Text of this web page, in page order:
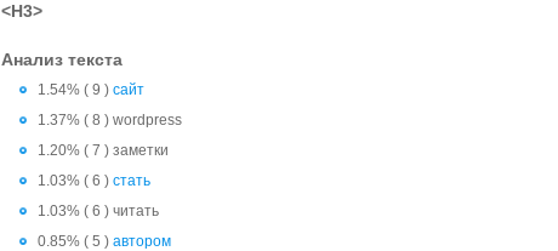
<H3>
Анализ текста
1.54% ( 9 )сайт
1.37% ( 8 ) wordpress
1.20% ( 7 ) заметки
1.03% ( 6 )стать
1.03% ( 6 ) читать
0.85% ( 5 )автором